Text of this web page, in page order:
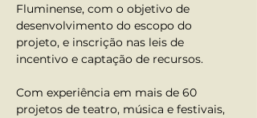
Fluminense, com o objetivo de
desenvolvimento do escopo do
projeto, e inscrição nas leis de
incentivo e captação de recursos.
Com experiência em mais de 60
projetos de teatro, música e festivais,